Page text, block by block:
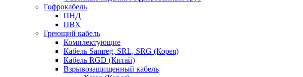
Гофрокабель
ПНД
ПВХ
Греющий кабель
Комплектующие
Кабель Samreg, SRL, SRG (Корея)
Кабель RGD (Китай)
Взрывозащищенный кабель